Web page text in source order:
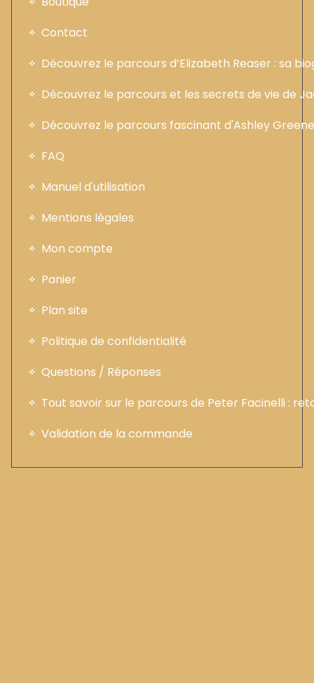
Contact
Découvrez le parcours d’Elizabeth Reaser : sa
Découvrez le parcours et les secrets de vie de
Découvrez le parcours fascinant d'Ashley
FAQ
Manuel d'utilisation
Mentions légales
Mon compte
Panier
Plan site
Politique de confidentialité
Questions / Réponses
Tout savoir sur le parcours de Peter Facinelli :
Validation de la commande